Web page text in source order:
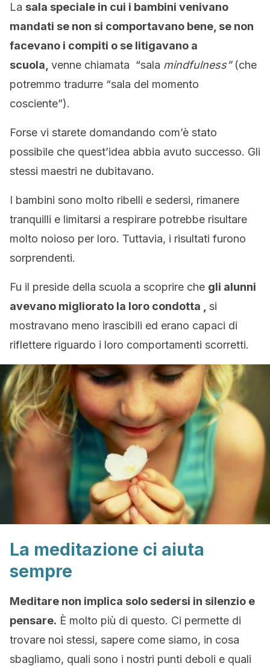
La sala speciale in cui i bambini venivano
mandati se non si comportavano bene, se non
facevano i compiti o se litigavano a
scuola, venne chiamata “sala mindfulness”(che
potremmo tradurre “sala del momento
cosciente”).
Forse vi starete domandando com’è stato
possibile che quest’idea abbia avuto successo. Gli
stessi maestri ne dubitavano.
I bambini sono molto ribelli e sedersi, rimanere
tranquilli e limitarsi a respirare potrebbe risultare
molto noioso per loro. Tuttavia, i risultati furono
sorprendenti.
Fu il preside della scuola a scoprire che gli alunni
avevano migliorato la loro condotta , si
mostravano meno irascibili ed erano capaci di
riflettere riguardo i loro comportamenti scorretti.
La meditazione ci aiuta
sempre
Meditare non implica solo sedersi in silenzio e
pensare. È molto più di questo. Ci permette di
trovare noi stessi, sapere come siamo, in cosa
sbagliamo, quali sono i nostri punti deboli e quali